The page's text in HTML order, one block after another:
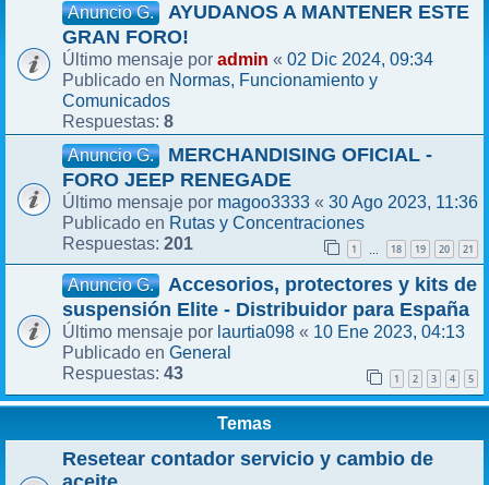
Anuncio G.
AYUDANOS A MANTENER ESTE
GRAN FORO!
Último mensaje por admin « 02 Dic 2024, 09:34
Publicado en Normas, Funcionamiento y
Comunicados
Respuestas: 8
Anuncio G.
MERCHANDISING OFICIAL -
FORO JEEP RENEGADE
Último mensaje por magoo3333 « 30 Ago 2023, 11:36
Publicado en Rutas y Concentraciones
Respuestas: 201 1 … 18 19 20 21
Anuncio G.
Accesorios, protectores y kits de
suspensión Elite - Distribuidor para España
Último mensaje por laurtia098 « 10 Ene 2023, 04:13
Publicado en General
Respuestas: 43 1 2 3 4 5
Temas
Resetear contador servicio y cambio de